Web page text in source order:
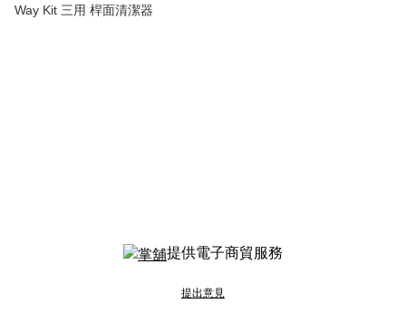
Way Kit 三用 桿面清潔器
提供電子商貿服務
提出意見